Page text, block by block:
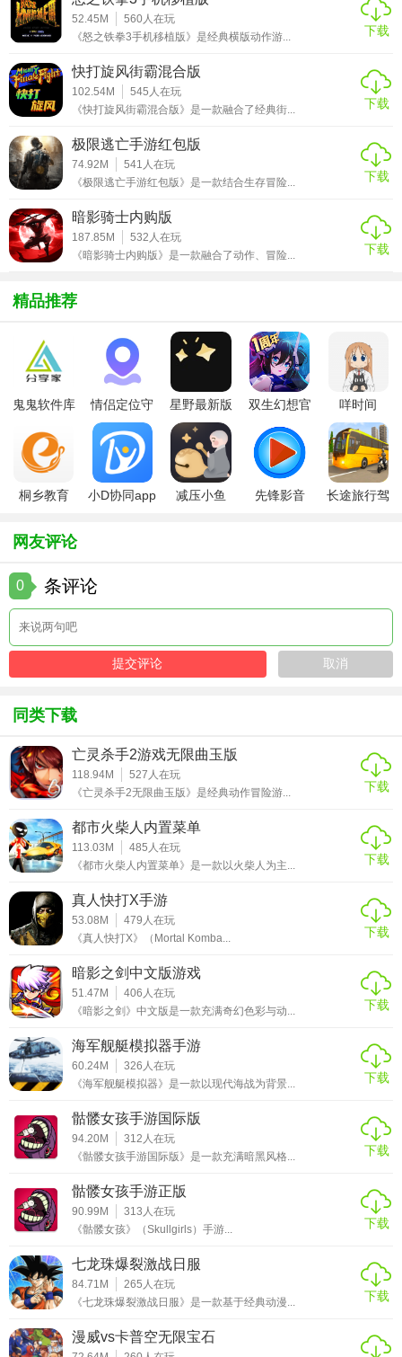
制攻击、跳跃、攀爬等动作。
移、强力攻击等。
3. 互动环境：利用环境中的物体进行互动，如攀爬高楼、荡
过街道、破坏障碍物等。
4. 时间挑战：部分关卡设有时间限制，要求玩家在限定时间
内完成任务或击败敌人。
5. 多结局设计：根据玩家的选择和行动，游戏故事可能走向
不同的结局。
【钢铁绳索英雄无限钻石版攻略】
级和获取资源的主要途径。
2. 合理利用技能：熟练掌握并搭配使用各种技能，可以更有
效地应对各种敌人。
3. 探索隐藏区域：游戏中隐藏着许多宝箱和秘密区域，探索
它们可以获得稀有物品和额外奖励。
4. 节约资源：钻石是稀缺资源，建议用于购买关键道具或升
率，可以大幅提升战斗效率。
【钢铁绳索英雄无限钻石版点评】
钢铁绳索英雄无限钻石版以其独特的艺术风格、丰富的游戏
内容和流畅的操作体验赢得了玩家的喜爱。无限钻石的设定
而，该版本可能存在一些平衡性问题或bug，需要开发者持续
优化和更新。总体来说，这是一款值得一试的动作冒险佳
作。
52.45M 560 人在玩
《怒之铁拳3手机移植版》是经典横版动作游...
下载
快打旋风街霸混合版
102.54M 545 人在玩
《快打旋风街霸混合版》是一款融合了经典街...
下载
极限逃亡手游红包版
74.92M 541 人在玩
《极限逃亡手游红包版》是一款结合生存冒险...
下载
暗影骑士内购版
187.85M 532 人在玩
《暗影骑士内购版》是一款融合了动作、冒险...
下载
精品推荐
鬼鬼软件库
情侣定位守
护软件
星野最新版
双生幻想官
咩时间
桐乡教育
小D协同app
减压小鱼
先锋影音
长途旅行驾
网友评论
0 条评论
同类下载
亡灵杀手2游戏无限曲玉版
118.94M 527 人在玩
《亡灵杀手2无限曲玉版》是经典动作冒险游...
下载
都市火柴人内置菜单
113.03M 485 人在玩
《都市火柴人内置菜单》是一款以火柴人为主...
下载
真人快打X手游
53.08M 479 人在玩
《真人快打X》（Mortal Komba...
下载
暗影之剑中文版游戏
51.47M 406 人在玩
《暗影之剑》中文版是一款充满奇幻色彩与动...
下载
海军舰艇模拟器手游
60.24M 326 人在玩
《海军舰艇模拟器》是一款以现代海战为背景...
下载
骷髅女孩手游国际版
94.20M 312 人在玩
《骷髅女孩手游国际版》是一款充满暗黑风格...
下载
骷髅女孩手游正版
90.99M 313 人在玩
《骷髅女孩》（Skullgirls）手游...
下载
七龙珠爆裂激战日服
84.71M 265 人在玩
《七龙珠爆裂激战日服》是一款基于经典动漫...
下载
漫威vs卡普空无限宝石